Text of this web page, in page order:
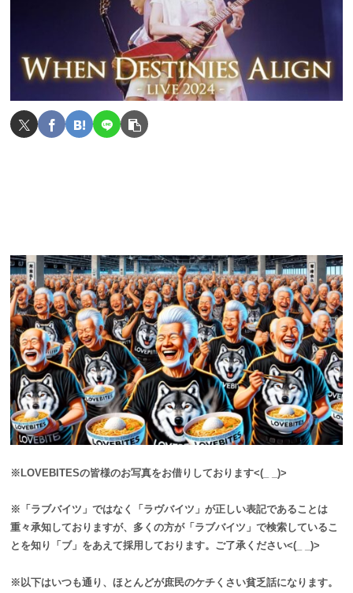
※LOVEBITESの皆様のお写真をお借りしております<(_ _)>
※「ラブバイツ」ではなく「ラヴバイツ」が正しい表記であることは
重々承知しておりますが、多くの方が「ラブバイツ」で検索しているこ
とを知り「ブ」をあえて採用しております。ご了承ください<(_ _)>
※以下はいつも通り、ほとんどが庶民のケチくさい貧乏話になります。